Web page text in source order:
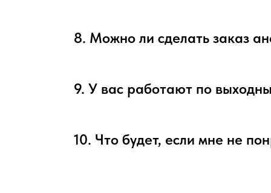
8. Можно ли сделать заказ
9. У вас работают по
10. Что будет, если мне не